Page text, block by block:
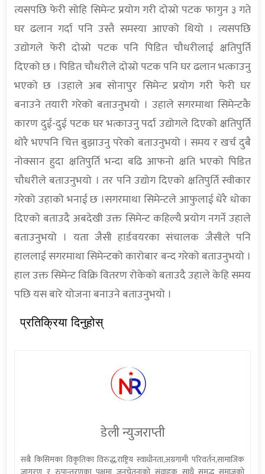
त्यसपछि फेरी सोहि सिमेन्ट प्रयोग गरी दोस्रो पटक फागुन ३ गते
घर ढलान गर्दा पनि उस्तै समस्या आएको थियो । त्यसपछि
उद्योगले फेरी दोस्रो पटक पनि पिडित चौधरीलाई क्षतिपुर्ति
दिएको छ । पिडित चौधरीले दोस्रो पटक पनि घर ढलान भत्काउनु
भएको छ ।उहाले अब सोनापुर सिमेन्ट प्रयोग गरी फेरी घर
बनाउने तयारी गरेको बताउनुभयो । उहाले सगरमाथा सिमेन्टकै
कारण दुई-दुई पटक घर भत्काउनु पर्दा उद्योगले दिएको क्षतिपुर्ति
थोरै भएपनि चित्त बुझाउनु परेको बताउनुभयो । समय र खर्च दुबै
नोक्सान हुदा क्षतिपुर्ति भन्दा बढि आफनो क्षति भएको पिडित
चौधरीले बताउनुभयो । तर पनि उद्योग दिएको क्षतिपुर्ति स्वीकार
गरेको उहाको भनाई छ ।सगरमाथा सिमेन्टले आफुलाई धेरै धोका
दिएको बताउदै अबदेखी उक्त सिमेन्ट कहिल्यै प्रयोग नगर्ने उहाले
बताउनुभयो । यता जैसी हार्डवयरका संचालक जैसीले पनि
हाललाई सगरमाथा सिमेन्टको कारोबार बन्द गरेको बताउनुभयो ।
हाल उक्त सिमेन्ट विक्रि वितरण रोकेको बताउदै उहाले केहि समय
पछि यस बारे योजना बनाउने बताउनुभयो ।
प्रतिक्रिया दिनुहोस्
डेली न्युजराप्ती
सबै किसिमका विकृतिका विरुद्ध,राष्ट्रिय स्वाधीनता,अग्रगामी परिवर्तन,सामाजिक